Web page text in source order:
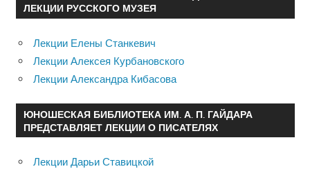
ЛЕКЦИИ РУССКОГО МУЗЕЯ
Лекции Елены Станкевич
Лекции Алексея Курбановского
Лекции Александра Кибасова
ЮНОШЕСКАЯ БИБЛИОТЕКА ИМ. А. П. ГАЙДАРА
ПРЕДСТАВЛЯЕТ ЛЕКЦИИ О ПИСАТЕЛЯХ
Лекции Дарьи Ставицкой